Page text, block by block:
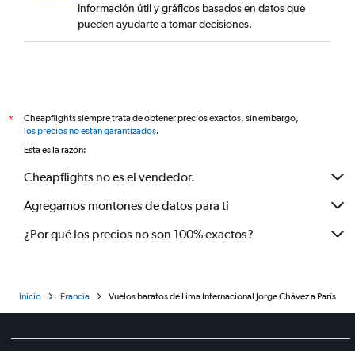
información útil y gráficos basados en datos que
pueden ayudarte a tomar decisiones.
*
Cheapflights siempre trata de obtener precios exactos, sin embargo,
los precios no están garantizados.
Esta es la razón:
Cheapflights no es el vendedor.
Agregamos montones de datos para ti
¿Por qué los precios no son 100% exactos?
Inicio Francia Vuelos baratos de Lima Internacional Jorge Chávez a París